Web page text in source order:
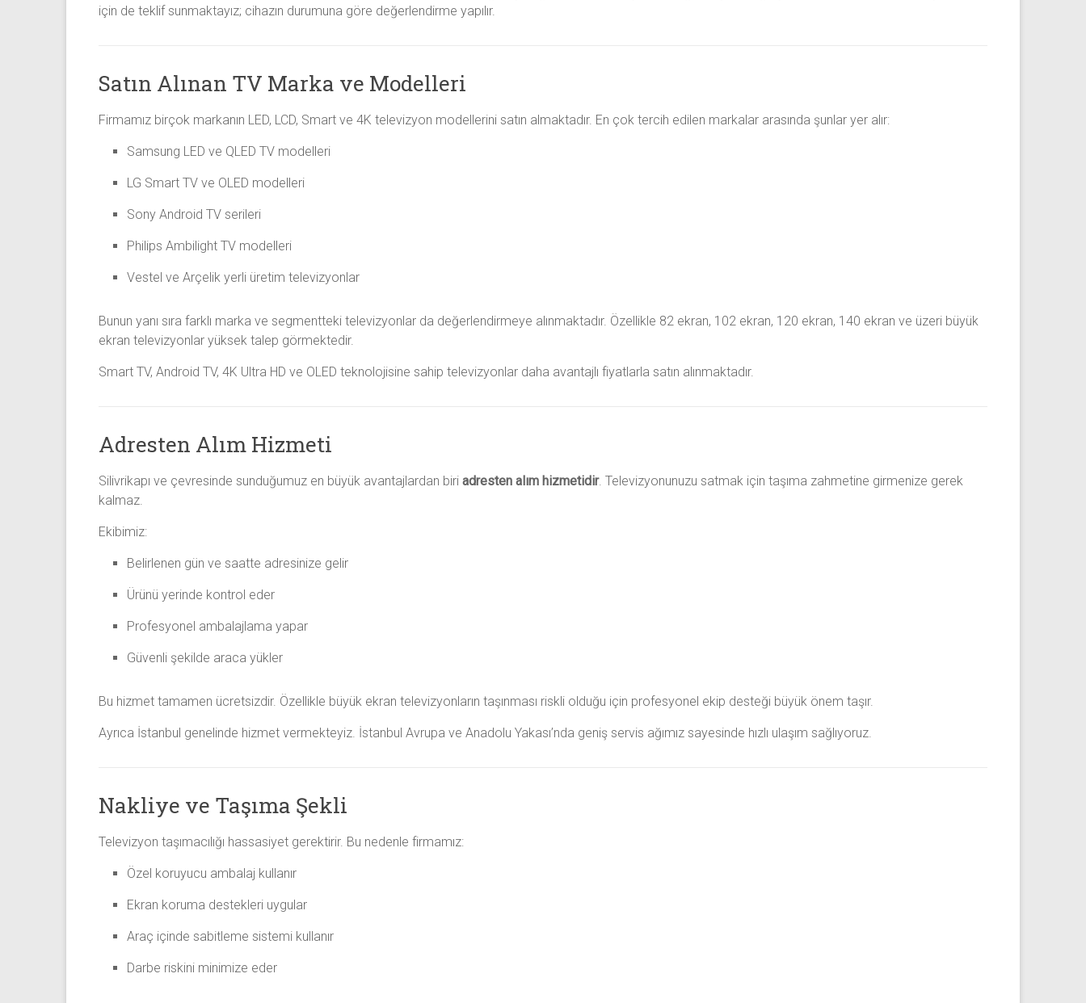
için de teklif sunmaktayız; cihazın durumuna göre değerlendirme yapılır.
Satın Alınan TV Marka ve Modelleri
Firmamız birçok markanın LED, LCD, Smart ve 4K televizyon modellerini satın almaktadır. En çok tercih edilen markalar arasında şunlar yer alır:
Samsung LED ve QLED TV modelleri
LG Smart TV ve OLED modelleri
Sony Android TV serileri
Philips Ambilight TV modelleri
Vestel ve Arçelik yerli üretim televizyonlar
Bunun yanı sıra farklı marka ve segmentteki televizyonlar da değerlendirmeye alınmaktadır. Özellikle 82 ekran, 102 ekran, 120 ekran, 140 ekran ve üzeri büyük
ekran televizyonlar yüksek talep görmektedir.
Smart TV, Android TV, 4K Ultra HD ve OLED teknolojisine sahip televizyonlar daha avantajlı fiyatlarla satın alınmaktadır.
Adresten Alım Hizmeti
Silivrikapı ve çevresinde sunduğumuz en büyük avantajlardan biri adresten alım hizmetidir. Televizyonunuzu satmak için taşıma zahmetine girmenize gerek
kalmaz.
Ekibimiz:
Belirlenen gün ve saatte adresinize gelir
Ürünü yerinde kontrol eder
Profesyonel ambalajlama yapar
Güvenli şekilde araca yükler
Bu hizmet tamamen ücretsizdir. Özellikle büyük ekran televizyonların taşınması riskli olduğu için profesyonel ekip desteği büyük önem taşır.
Ayrıca İstanbul genelinde hizmet vermekteyiz. İstanbul Avrupa ve Anadolu Yakası’nda geniş servis ağımız sayesinde hızlı ulaşım sağlıyoruz.
Nakliye ve Taşıma Şekli
Televizyon taşımacılığı hassasiyet gerektirir. Bu nedenle firmamız:
Özel koruyucu ambalaj kullanır
Ekran koruma destekleri uygular
Araç içinde sabitleme sistemi kullanır
Darbe riskini minimize eder